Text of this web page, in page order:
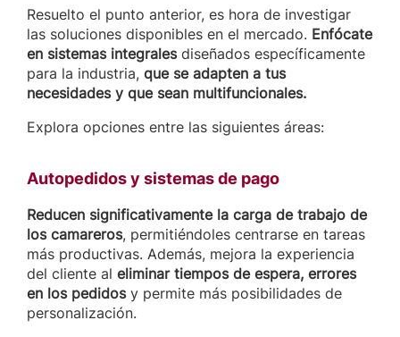
Resuelto el punto anterior, es hora de investigar
las soluciones disponibles en el mercado. Enfócate
en sistemas integralesdiseñados específicamente
para la industria, que se adapten a tus
necesidades y que sean multifuncionales.
Explora opciones entre las siguientes áreas:
Autopedidos y sistemas de pago
Reducen significativamente la carga de trabajo de
los camareros, permitiéndoles centrarse en tareas
más productivas. Además, mejora la experiencia
del cliente al eliminar tiempos de espera, errores
en los pedidosy permite más posibilidades de
personalización.